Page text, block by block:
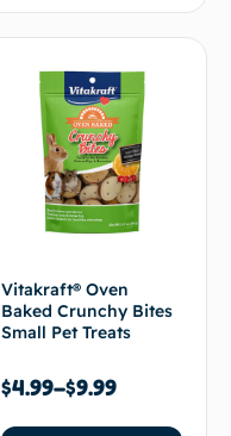
Vitakraft® Oven
Baked Crunchy Bites
Small Pet Treats
$4.99–$9.99